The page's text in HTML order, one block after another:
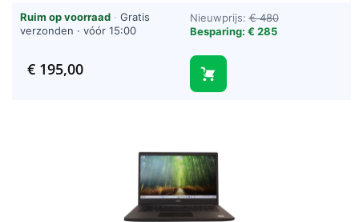
Ruim op voorraad · Gratis
verzonden · vóór 15:00
Nieuwprijs:€ 480
Besparing: € 285
€195,00